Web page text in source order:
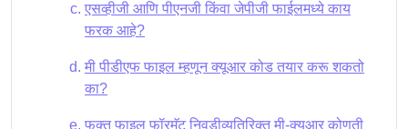
एसव्हीजी आणि पीएनजी किंवा जेपीजी फाईलमध्ये काय
फरक आहे?
मी पीडीएफ फाइल म्हणून क्यूआर कोड तयार करू शकतो
का?
फक्त फाइल फॉरमॅट निवडीव्यतिरिक्त मी-क्यूआर कोणती